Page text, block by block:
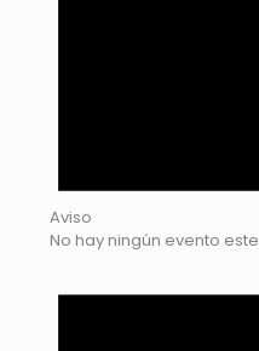
Aviso
No hay ningún evento